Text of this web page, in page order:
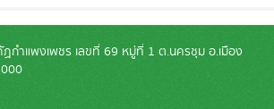
กำแพงเพชร เลขที่ 69 หมู่ที่ 1 ต.นครชุม อ.เมือง